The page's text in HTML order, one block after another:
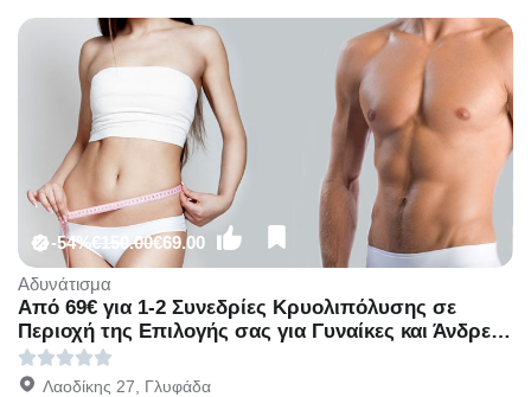
-54%€150.00€69.00
Αδυνάτισμα
Από 69€ για 1-2 Συνεδρίες Κρυολιπόλυσης σε
Περιοχή της Επιλογής σας για Γυναίκες και Άνδρες,
στον πολυχώρο του Divette Aesthetic Medical
Centre στην Γλυφάδα.
Λαοδίκης 27, Γλυφάδα